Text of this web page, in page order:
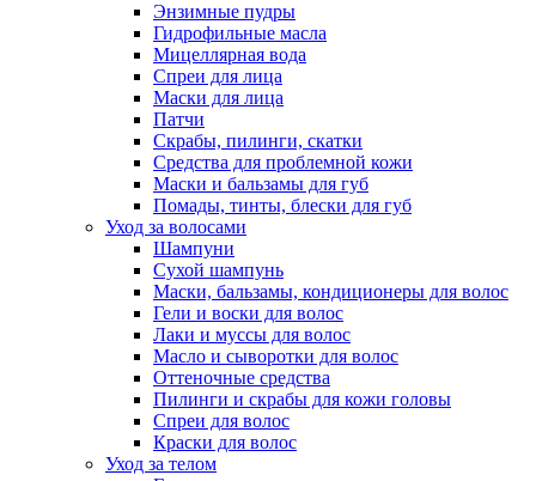
Энзимные пудры
Гидрофильные масла
Мицеллярная вода
Спреи для лица
Маски для лица
Патчи
Скрабы, пилинги, скатки
Средства для проблемной кожи
Маски и бальзамы для губ
Помады, тинты, блески для губ
Уход за волосами
Шампуни
Сухой шампунь
Маски, бальзамы, кондиционеры для волос
Гели и воски для волос
Лаки и муссы для волос
Масло и сыворотки для волос
Оттеночные средства
Пилинги и скрабы для кожи головы
Спреи для волос
Краски для волос
Уход за телом